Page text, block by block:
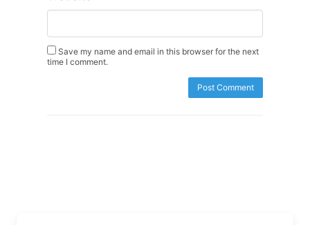
Save my name and email in this browser for the next
time I comment.